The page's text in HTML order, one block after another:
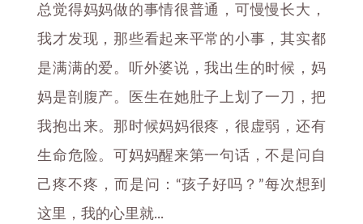
总觉得妈妈做的事情很普通，可慢慢长大，
我才发现，那些看起来平常的小事，其实都
是满满的爱。听外婆说，我出生的时候，妈
妈是剖腹产。医生在她肚子上划了一刀，把
我抱出来。那时候妈妈很疼，很虚弱，还有
生命危险。可妈妈醒来第一句话，不是问自
己疼不疼，而是问：“孩子好吗？”每次想到
这里，我的心里就...